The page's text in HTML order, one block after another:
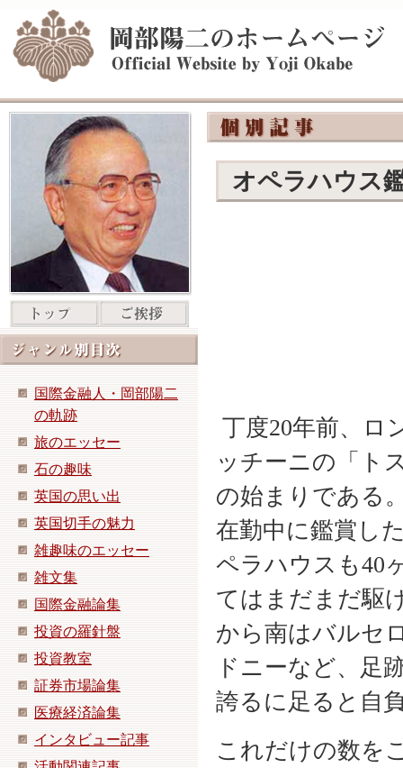
国際金融人・岡部陽二
の軌跡
旅のエッセー
石の趣味
英国の思い出
英国切手の魅力
雑趣味のエッセー
雑文集
国際金融論集
投資の羅針盤
投資教室
証券市場論集
医療経済論集
インタビュー記事
オペラハウス
丁度20年前、ロ
ッチーニの「ト
の始まりである
在勤中に鑑賞し
ペラハウスも40
てはまだまだ駆
から南はバルセ
ドニーなど、足
誇るに足ると自
これだけの数を